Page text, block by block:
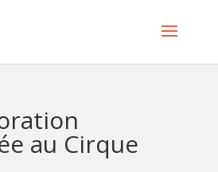
au Cirque